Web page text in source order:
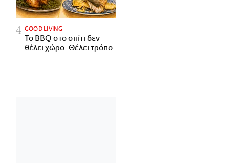
GOOD LIVING
Το BBQ στο σπίτι δεν
θέλει χώρο. Θέλει τρόπο.